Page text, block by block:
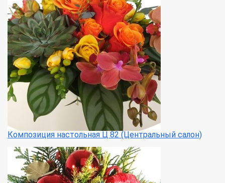
Композиция настольная Ц 82 (Центральный салон)